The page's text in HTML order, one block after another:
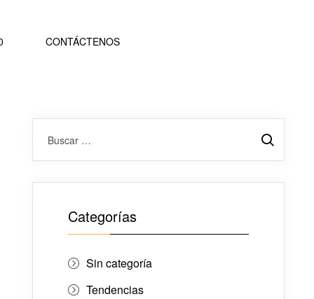
CONTÁCTENOS
Categorías
Sin categoría
Tendencias